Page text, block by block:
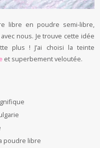
libre en poudre semi-libre,
nous. Je trouve cette idée
plus ! J’ai choisi la teinte
et superbement veloutée.
poudre libre